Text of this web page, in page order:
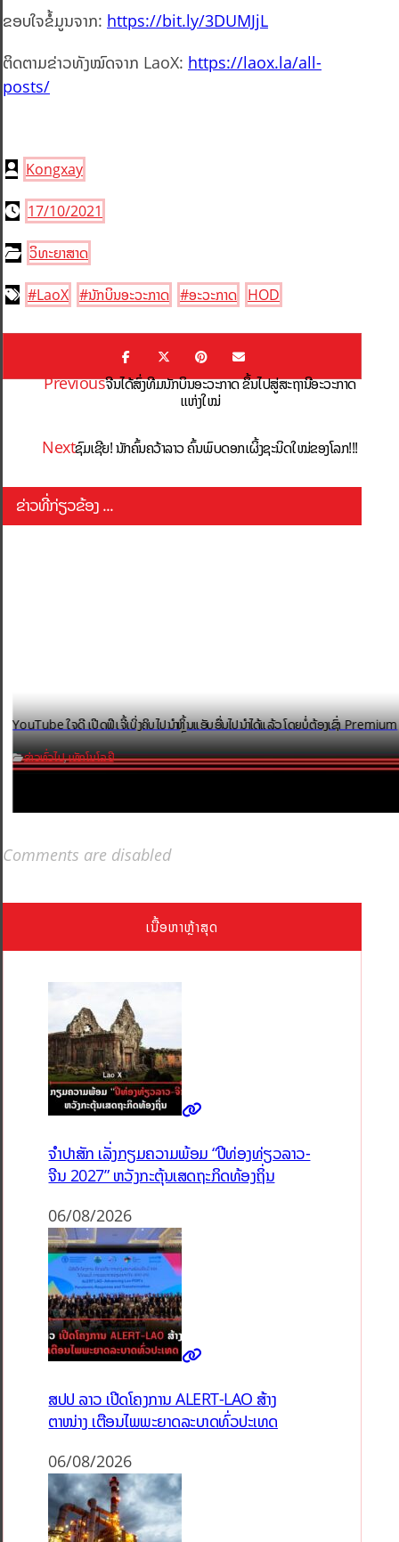
ຂອບໃຈຂໍ້ມູນຈາກ: https://bit.ly/3DUMJjL
ຕິດຕາມຂ່າວທັງໝົດຈາກ LaoX: https://laox.la/all-
posts/
Kongxay
17/10/2021
ວິທະຍາສາດ
#LaoX #ນັກບິນອະວະກາດ #ອະວະກາດ HOD
Previousຈີນໄດ້ສົ່ງທີມນັກບິນອະວະກາດ ຂຶ້ນໄປສູ່ສະຖານີອະວະກາດ
ແຫ່ງໃໝ່
Nextຊົມເຊີຍ! ນັກຄົ້ນຄວ້າລາວ ຄົ້ນພົບດອກເຜິ້ງຊະນິດໃໝ່ຂອງໂລກ!!!
ຂ່າວທີ່ກ່ຽວຂ້ອງ ...
YouTube ໃຈດີ ເປີດຟີເຈີ້ເບິ່ງຄິບໄປນຳຫຼິ້ນແອັບອື່ນໄປນຳໄດ້ແລ້ວ ໂດຍບໍ່ຕ້ອງເຊົ່າ Premium
ຂ່າວທົ່ວໄປ,ເທັກໂນໂລຢີ
Comments are disabled
ເນື້ອຫາຫຼ້າສຸດ
ຈຳປາສັກ ເລັ່ງກຽມຄວາມພ້ອມ “ປີທ່ອງທ່ຽວລາວ-
ຈີນ 2027” ຫວັງກະຕຸ້ນເສດຖະກິດທ້ອງຖິ່ນ
06/08/2026
ສປປ ລາວ ເປີດໂຄງການ ALERT-LAO ສ້າງ
ຕາໜ່າງ ເຕືອນໄພພະຍາດລະບາດທົ່ວປະເທດ
06/08/2026